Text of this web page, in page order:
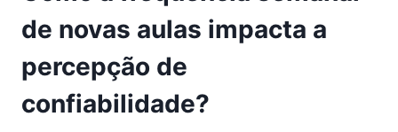
de novas aulas impacta a
percepção de
confiabilidade?